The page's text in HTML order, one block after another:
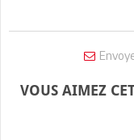
VOUS AIMEZ